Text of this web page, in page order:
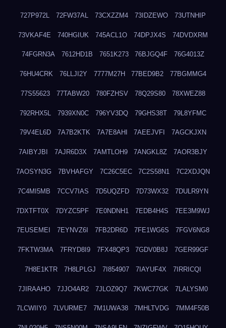
727P972L 72FW37AL 73CXZZM4 73IDZEWO 73UTNHIP
73VKAF4E 740HGIUK 745ACL1O 74DPJX4S 74DVDXRM
74FGRN3A 7612HD1B 7651K273 76BJGQ4F 76G4013Z
76HU4CRK 76LLJI2Y 7777M27H 77BED9B2 77BGMMG4
77S55623 77TABW20 780FZHSV 78Q29S80 78XWEZ88
792RHX5L 7939XN0C 796YV3DQ 79GHS38T 79L8YFMC
79V4EL6D 7A7B2KTK 7A7E8AHI 7AEEJVFI 7AGCKJXN
7AIBYJBI 7AJR6D3X 7AMTLOH9 7ANGKL8Z 7AOR3BJY
7AOSYN3G 7BVHAFGY 7C26C5EC 7C2S58N1 7C2XDJQN
7C4MI5MB 7CCV7IAS 7D5UQZFD 7D73WX32 7DULR9YN
7DXTFT0X 7DYZC5PF 7E0NDNH1 7EDB4H4S 7EE3M9WJ
7EUSEMEI 7EYNVZ6I 7FB2DR6D 7FE1WG6S 7FGV6NG8
7FKTW3MA 7FRYD8I9 7FX48QP3 7GDV0B8J 7GER99GF
7H8E1KTR 7H8LPLGJ 7I854907 7IAYUF4X 7IRRICQI
7JIRAAHO 7JJO4AR2 7JLOZ9Q7 7KWC77GK 7LALYSM0
7LCWIIY0 7LVURME7 7M1UWA38 7MHLTVDG 7MM4F50B